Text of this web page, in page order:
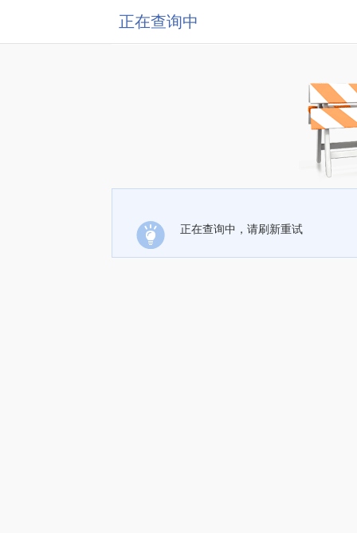
正在查询中
正在查询中，请刷新重试